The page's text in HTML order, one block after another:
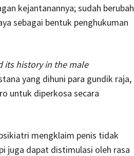
kejantanannya; sudah berubah
sebagai bentuk penghukuman
its history in the male
yang dihuni para gundik raja,
untuk diperkosa secara
mengklaim penis tidak
juga dapat distimulasi oleh rasa